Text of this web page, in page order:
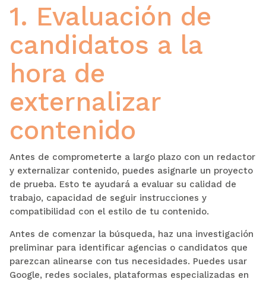
1. Evaluación de
candidatos a la
hora de
externalizar
contenido
Antes de comprometerte a largo plazo con un redactor
y externalizar contenido, puedes asignarle un proyecto
de prueba. Esto te ayudará a evaluar su calidad de
trabajo, capacidad de seguir instrucciones y
compatibilidad con el estilo de tu contenido.
Antes de comenzar la búsqueda, haz una investigación
preliminar para identificar agencias o candidatos que
parezcan alinearse con tus necesidades. Puedes usar
Google, redes sociales, plataformas especializadas en